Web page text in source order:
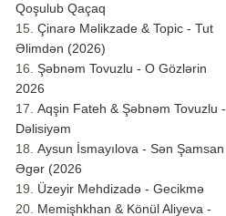
Qoşulub Qaçaq
Çinarə Məlikzade & Topic - Tut
Əlimdən (2026)
Şəbnəm Tovuzlu - O Gözlərin
2026
Aqşin Fateh & Şəbnəm Tovuzlu -
Dəlisiyəm
Aysun İsmayılova - Sən Şamsan
Əgər (2026
Üzeyir Mehdizadə - Gecikmə
Memişhkhan & Könül Aliyeva -